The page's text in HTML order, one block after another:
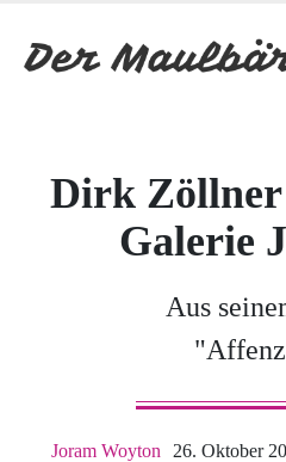
Dirk
Galerie
Aus
Joram Woyton 26. Oktober